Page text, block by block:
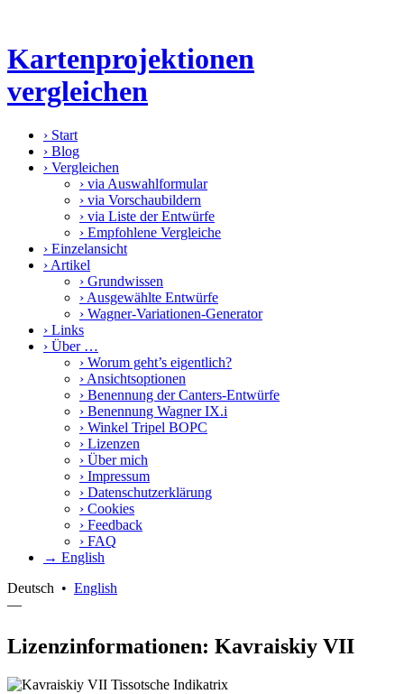
Kartenprojektionen
vergleichen
› Start
› Blog
› Vergleichen
› via Auswahlformular
› via Vorschaubildern
› via Liste der Entwürfe
› Empfohlene Vergleiche
› Einzelansicht
› Artikel
› Grundwissen
› Ausgewählte Entwürfe
› Wagner-Variationen-Generator
› Links
› Über …
› Worum geht’s eigentlich?
› Ansichtsoptionen
› Benennung der Canters-Entwürfe
› Benennung Wagner IX.i
› Winkel Tripel BOPC
› Lizenzen
› Über mich
› Impressum
› Datenschutzerklärung
› Cookies
› Feedback
› FAQ
→ English
Deutsch • English
—
Lizenzinformationen: Kavraiskiy VII